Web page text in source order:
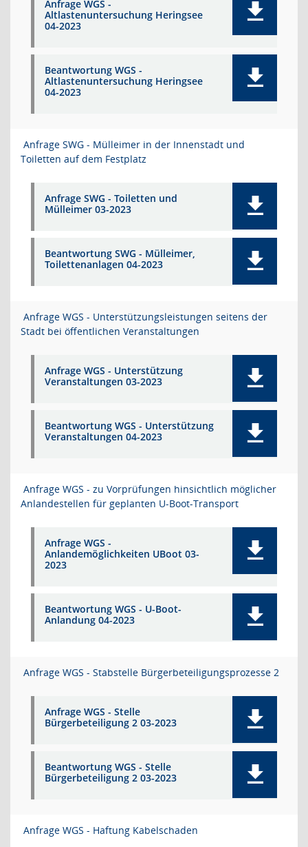
Anfrage WGS -
Altlastenuntersuchung Heringsee
04-2023
Beantwortung WGS -
Altlastenuntersuchung Heringsee
04-2023
Anfrage SWG - Mülleimer in der Innenstadt und
Toiletten auf dem Festplatz
Anfrage SWG - Toiletten und
Mülleimer 03-2023
Beantwortung SWG - Mülleimer,
Toilettenanlagen 04-2023
Anfrage WGS - Unterstützungsleistungen seitens der
Stadt bei öffentlichen Veranstaltungen
Anfrage WGS - Unterstützung
Veranstaltungen 03-2023
Beantwortung WGS - Unterstützung
Veranstaltungen 04-2023
Anfrage WGS - zu Vorprüfungen hinsichtlich möglicher
Anlandestellen für geplanten U-Boot-Transport
Anfrage WGS -
Anlandemöglichkeiten UBoot 03-
2023
Beantwortung WGS - U-Boot-
Anlandung 04-2023
Anfrage WGS - Stabstelle Bürgerbeteiligungsprozesse 2
Anfrage WGS - Stelle
Bürgerbeteiligung 2 03-2023
Beantwortung WGS - Stelle
Bürgerbeteiligung 2 03-2023
Anfrage WGS - Haftung Kabelschaden